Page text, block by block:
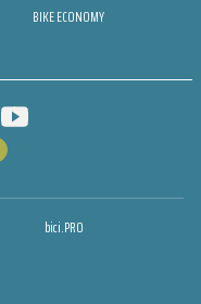
BIKE ECONOMY
bici.PRO